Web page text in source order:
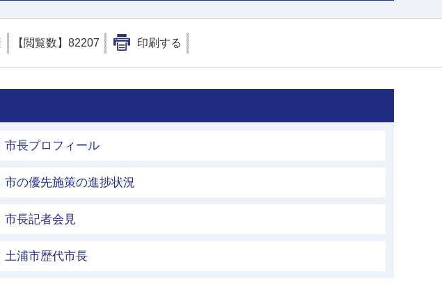
【閲覧数】 82207 印刷する
市長プロフィール
市の優先施策の進捗状況
市長記者会見
土浦市歴代市長